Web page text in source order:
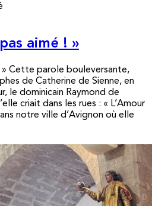
aimé ! »
» Cette parole bouleversante,
de Catherine de Sienne, en
le dominicain Raymond de
criait dans les rues : « L’Amour
notre ville d’Avignon où elle